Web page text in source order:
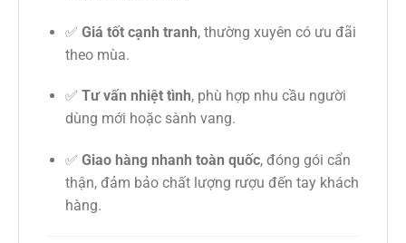
✅ Giá tốt cạnh tranh, thường xuyên có ưu đãi
theo mùa.
✅ Tư vấn nhiệt tình, phù hợp nhu cầu người
dùng mới hoặc sành vang.
✅ Giao hàng nhanh toàn quốc, đóng gói cẩn
thận, đảm bảo chất lượng rượu đến tay khách
hàng.